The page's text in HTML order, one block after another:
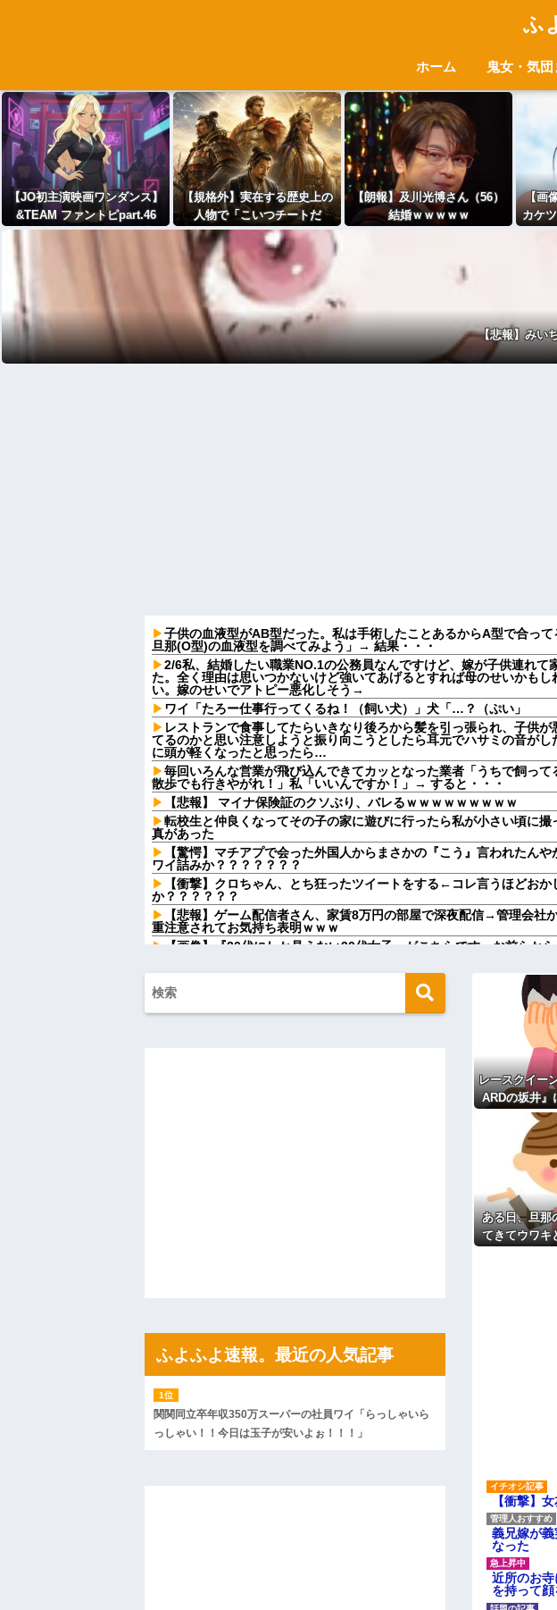
ふ
ホーム 鬼女・気
【JO初主演映画ワンダンス】
&TEAM ファントピpart.46
【主題歌 'For us' 配信中】
【規格外】実在する歴史上の
人物で「こいつチートだ
ろ…」と思った奴あげてけ
【朗報】及川光博さん（56）
結婚ｗｗｗｗｗ
【画
カケ
【悲報】みい
子供の血液型がAB型だった。私は手術したことあるからA型で合っ
旦那(O型)の血液型を調べてみよう」→ 結果・・・
2/6私、結婚したい職業NO.1の公務員なんですけど、嫁が子供連れて
た。全く理由は思いつかないけど強いてあげるとすれば母のせいかもし
い。嫁のせいでアトピー悪化しそう→
ワイ「たろー仕事行ってくるね！（飼い犬）」犬「…？（ぷい」
レストランで食事してたらいきなり後ろから髪を引っ張られ、子供が
てるのかと思い注意しようと振り向こうとしたら耳元でハサミの音がし
に頭が軽くなったと思ったら…
毎回いろんな営業が飛び込んできてカッとなった業者「うちで飼って
散歩でも行きやがれ！」私「いいんですか！」→ すると・・・
【悲報】 マイナ保険証のクソぶり、バレるｗｗｗｗｗｗｗｗｗ
転校生と仲良くなってその子の家に遊びに行ったら私が小さい頃に撮
真があった
【驚愕】マチアプで会った外国人からまさかの『こう』言われたんや
ワイ詰みか？？？？？？？
【衝撃】クロちゃん、とち狂ったツイートをする←コレ言うほどおか
か？？？？？？
【悲報】ゲーム配信者さん、家賃8万円の部屋で深夜配信→管理会社
重注意されてお気持ち表明ｗｗｗ
【画像】『20代にしか見えない30代女子』がこちらです←お前らか
寺田心、週6ジム通いで体重62kg→82kgに 110kgのベンチプレス持
る姿披露
女の子が私のオニオンリングを勝手に掴んで泣き出した。その時に私
７割引きのカキを購入、９歳長女が６歳次女の分も奪って食べた。長
夫のフリン相手から突然電話がきた。相手「話したいことがあります
俺(52)、女(28)との不倫が嫁に発覚。離婚に応じたはずの嫁からエグ
レースクイーンをしていた姉が『ZARDの坂井』についてこう言って
飲み屋でケンカした相手をコロした男の弁護をした。そして数年後、
ハードオフに売っていた4万4000円のフィギュアがヤバすぎるｗｗｗ
私「ちょっと、人の家の金庫触らないでよ！」キチママ『そこに金庫
たから、開けてみようとしただけ☆』義兄「泥は出てけ！二度と来るな
【ネット騒然】惨殺されたタワマン頂き女子のこの動画、すげえええ
ｗｗｗｗｗｗｗｗｗｗ
【愕然】白のクラウン俺氏、高速道路左車線を制限速度で走った結果
wwwwwwwwwwww
百年の恋12-899 食べた量を張り合ってくる
【悲報】佐藤輝明・・・２軍でも盛大にやらかす←あまり悲しませな
れ
レースクイー
ARDの坂井』
ある日、旦那
てきてウワキ
【衝撃】
義兄嫁が
なった
近所のお
を持って
ふよふよ速報。最近の人気記事
関関同立卒年収350万スーパーの社員ワイ「らっしゃいら
っしゃい！！今日は玉子が安いよぉ！！！」